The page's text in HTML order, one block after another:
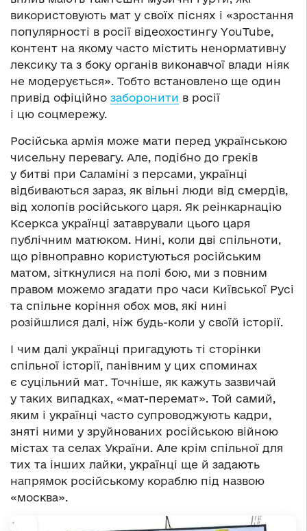
використовують мат у своїх піснях і «зростання
популярності в росії відеохостингу YouTube,
контент на якому часто містить ненормативну
лексику та з боку органів виконавчої влади ніяк
не модерується». Тобто встановлено ще один
привід офіційно заборонити в росії
і цю соцмережу.
Російська армія може мати перед українською
чисельну перевагу. Але, подібно до греків
у битві при Саламіні з персами, українці
відбиваються зараз, як вільні люди від смердів,
від холопів російського царя. Як реінкарнацію
Ксеркса українці затаврували цього царя
публічним матюком. Нині, коли дві спільноти,
що рівноправно користуються російським
матом, зіткнулися на полі бою, ми з повним
правом можемо згадати про часи Київської Русі
та спільне коріння обох мов, які нині
розійшлися далі, ніж будь-коли у своїй історії.
І чим далі українці пригадують ті сторінки
спільної історії, панівним у цих споминах
є суцільний мат. Точніше, як кажуть зазвичай
у таких випадках, «мат-перемат». Той самий,
яким і українці часто супроводжують кадри,
зняті ними у зруйнованих російською війною
містах та селах України. Але крім спільної для
тих та інших лайки, українці ще й задають
напрямок російському кораблю під назвою
«москва».